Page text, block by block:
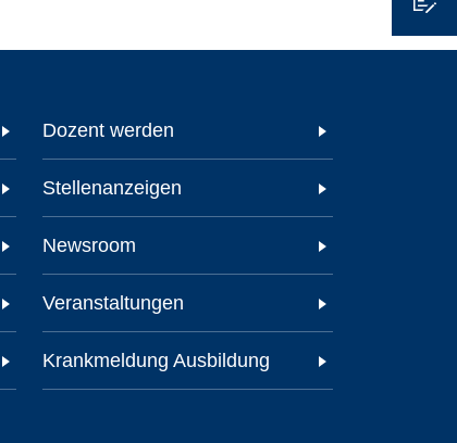
Dozent werden
Stellenanzeigen
Newsroom
Veranstaltungen
Krankmeldung Ausbildung